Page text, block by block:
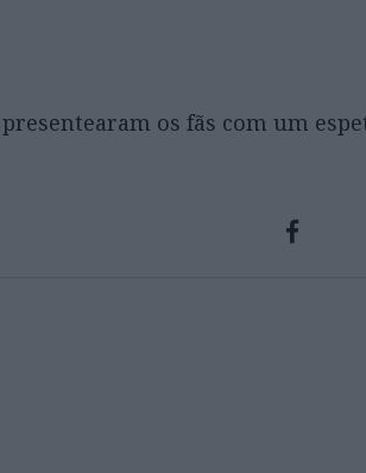
os fãs com um